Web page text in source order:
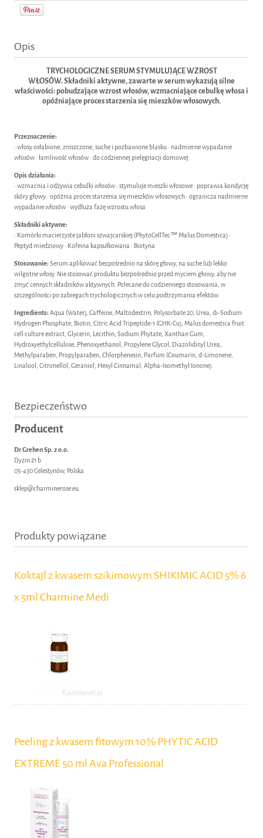
Opis
TRYCHOLOGICZNE SERUM STYMULUJĄCE WZROST
WŁOSÓW.Składniki aktywne, zawarte w serum wykazują silne
właściwości: pobudzające wzrost włosów, wzmacniające cebulkę włosa i
opóźniające proces starzenia się mieszków włosowych.
Przeznaczenie:
• włosy osłabione, zniszczone, suche i pozbawione blasku • nadmierne wypadanie
włosów • łamliwość włosów • do codziennej pielęgnacji domowej
Opis działania:
• wzmacnia i odżywia cebulki włosów • stymuluje mieszki włosowe • poprawia kondycję
skóry głowy • opóźnia proces starzenia się mieszków włosowych • ogranicza nadmierne
wypadanie włosów • wydłuża fazę wzrostu włosa
Składniki aktywne:
• Komórki macierzyste jabłoni szwajcarskiej (PhytoCellTec™ Malus Domestica) •
Peptyd miedziowy • Kofeina kapsułkowana • Biotyna
Stosowanie: Serum aplikować bezpośrednio na skórę głowy, na suche lub lekko
wilgotne włosy. Nie stosować produktu bezpośrednio przed myciem głowy, aby nie
zmyć cennych składników aktywnych. Polecane do codziennego stosowania, w
szczególności po zabiegach trychologicznych w celu podtrzymania efektów.
Ingredients: Aqua (Water), Caffeine, Maltodextrin, Polysorbate 20, Urea, di-Sodium
Hydrogen Phosphate, Biotin, Citric Acid Tripeptide-1 (GHK-Cu), Malus domestica fruit
cell culture extract, Glycerin, Lecithin, Sodium Phytate, Xanthan Gum,
Hydroxyethylcellulose, Phenoxyethanol, Propylene Glycol, Diazolidinyl Urea,
Methylparaben, Propylparaben, Chlorphenesin, Parfum (Coumarin, d-Limonene,
Linalool, Citronellol, Geraniol, Hexyl Cinnamal, Alpha-Isomethyl Ionone).
Bezpieczeństwo
Producent
Dr Grehen Sp. z o.o.
Dyzin 21 b
05-430 Celestynów, Polska
sklep@charminerose.eu
Produkty powiązane
Koktajl z kwasem szikimowym SHIKIMIC ACID 5% 6
x 5ml Charmine Medi
Peeling z kwasem fitowym 10% PHYTIC ACID
EXTREME 50 ml Ava Professional